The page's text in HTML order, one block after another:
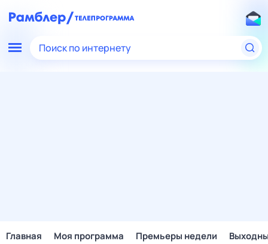
Поиск по интернету
Главная Моя программа Премьеры недели